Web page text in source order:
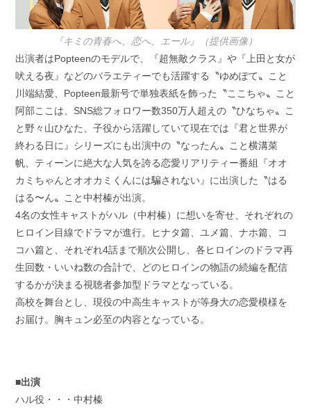
『キミの青春へ、恋へ、エール』（提供画像）
出演者はPopteenのモデルで、『超無敵クラス』や『上田と女が
吠える夜』などのバラエティーでも活躍する〝ゆめぽて〟こと
川端結愛、Popteen最新号で単独表紙を飾った〝ここちゃ〟こと
阿部ここは、SNS総フォロワー数350万人超えの〝ひなちゃ〟こ
と野々山ひなた、子役から活躍していて現在では『君と世界が
終わる日に』シリーズにも出演中の〝なったん〟こと横溝菜
帆、ティーンに絶大な人気を誇る恋愛リアリティー番組『オオ
カミちゃんとオオカミくんには騙されない』に出演した〝はる
はる〜ん〟こと中村榛が出演。
4名の女性キャストがハル（中村榛）に想いを寄せ、それぞれの
ヒロイン目線でドラマが進行。ヒナタ篇、ユメ篇、ナホ篇、コ
コハ篇と、それぞれ4話まで順次公開し、各ヒロインのドラマ再
生回数・いいね数の合計で、どのヒロインの物語の続編を配信
するかが決まる視聴者参加型ドラマとなっている。
高校を舞台とし、現役の中高生キャストが等身大の恋愛模様を
お届け。胸キュン必至の内容となっている。
■出演
ハル役・・・中村榛